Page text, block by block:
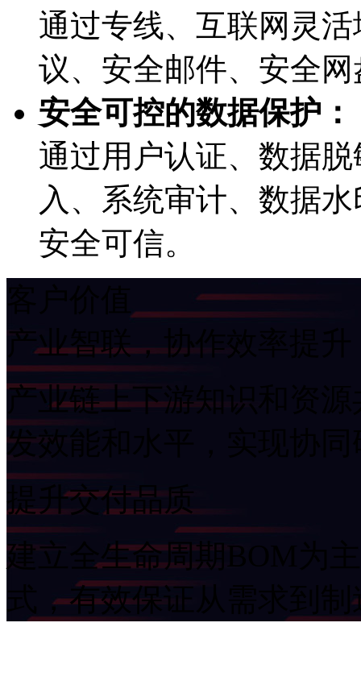
通过专线、互联网灵
议、安全邮件、安
安全可控的数据保护：
通过用户认证、数据
入、系统审计、数
安全可信。
产业智联，协作效率提升
产业链上下游知识和资源共
发效能和水平，实现协
提升交付品质
建立全生命周期BOM为
式，有效保证从需求